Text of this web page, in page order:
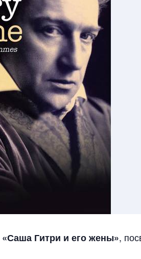
«Саша Гитри и его жены»,